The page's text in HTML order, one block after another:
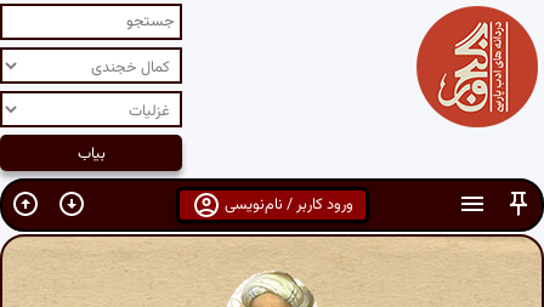
ورود کاربر / نام‌نویسی